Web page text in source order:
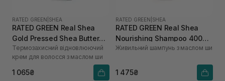
RATED GREEN SHEA
RATED GREEN Real Shea
Gold Pressed Shea Butter
Leave-in Treatment 150 мл
Термозахисний відновлюючий
крем для волосся з маслом ши
1 065₴
RATED GREEN SHEA
RATED GREEN Real Shea
Nourishing Shampoo 400
мл
Живильний шампунь з маслом ши
1 475₴